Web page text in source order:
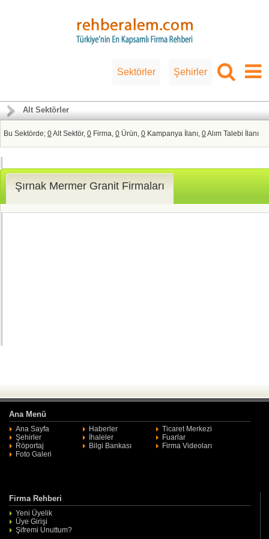
Sektörler Şehirler
Alt Sektörler
Bu Sektörde; 0Alt Sektör, 0 Firma, 0 Ürün, 0 Kampanya İlanı, 0Alım Talebi İlanı
Şırnak Mermer Granit Firmaları
Ana Menü
Ana Sayfa Haberler
Ticaret Merkezi
Şehirler
İhaleler
Fuarlar
Röportaj
Bilgi Bankası
Firma Videoları
Foto Galeri
Firma Rehberi
Yeni Üyelik
Üye Girişi
Şifremi Unuttum?